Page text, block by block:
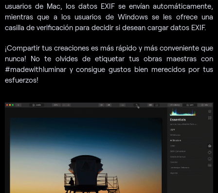
usuarios de Mac, los datos EXIF se envían automáticamente,
mientras que a los usuarios de Windows se les ofrece una
casilla de verificación para decidir si desean cargar datos EXIF.
¡Compartir tus creaciones es más rápido y más conveniente que
nunca! No te olvides de etiquetar tus obras maestras con
#madewithluminar y consigue gustos bien merecidos por tus
esfuerzos!